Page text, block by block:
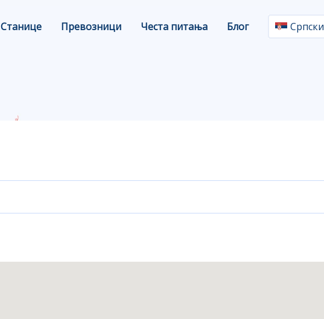
Станице Превозници Честа питања Блог Српски